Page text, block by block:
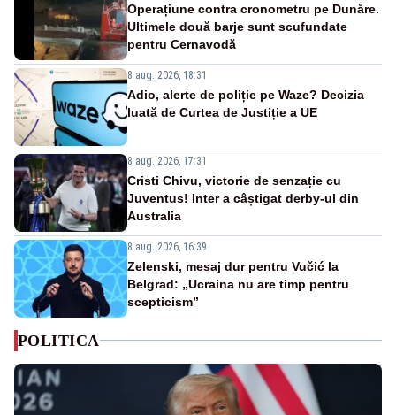
Operațiune contra cronometru pe Dunăre.
Ultimele două barje sunt scufundate
pentru Cernavodă
8 aug. 2026, 18:31
Adio, alerte de poliție pe Waze? Decizia
luată de Curtea de Justiție a UE
8 aug. 2026, 17:31
Cristi Chivu, victorie de senzație cu
Juventus! Inter a câștigat derby-ul din
Australia
8 aug. 2026, 16:39
Zelenski, mesaj dur pentru Vučić la
Belgrad: „Ucraina nu are timp pentru
scepticism”
POLITICA